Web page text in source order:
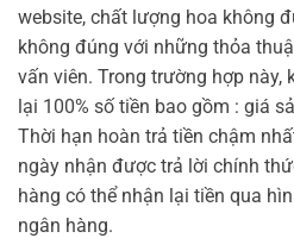
website, chất lượng hoa không
không đúng với những thỏa
vấn viên. Trong trường hợp này,
lại 100% số tiền bao gồm : giá
Thời hạn hoàn trả tiền chậm
ngày nhận được trả lời chính
hàng có thể nhận lại tiền qua
ngân hàng.